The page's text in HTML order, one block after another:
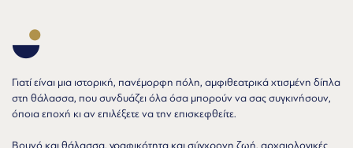
Γιατί είναι μια ιστορική, πανέμορφη πόλη, αμφιθεατρικά χτισμένη δίπλα
στη θάλασσα, που συνδυάζει όλα όσα μπορούν να σας συγκινήσουν,
όποια εποχή κι αν επιλέξετε να την επισκεφθείτε.
Βουνό και θάλασσα, γραφικότητα και σύγχρονη ζωή, αρχαιολογικές